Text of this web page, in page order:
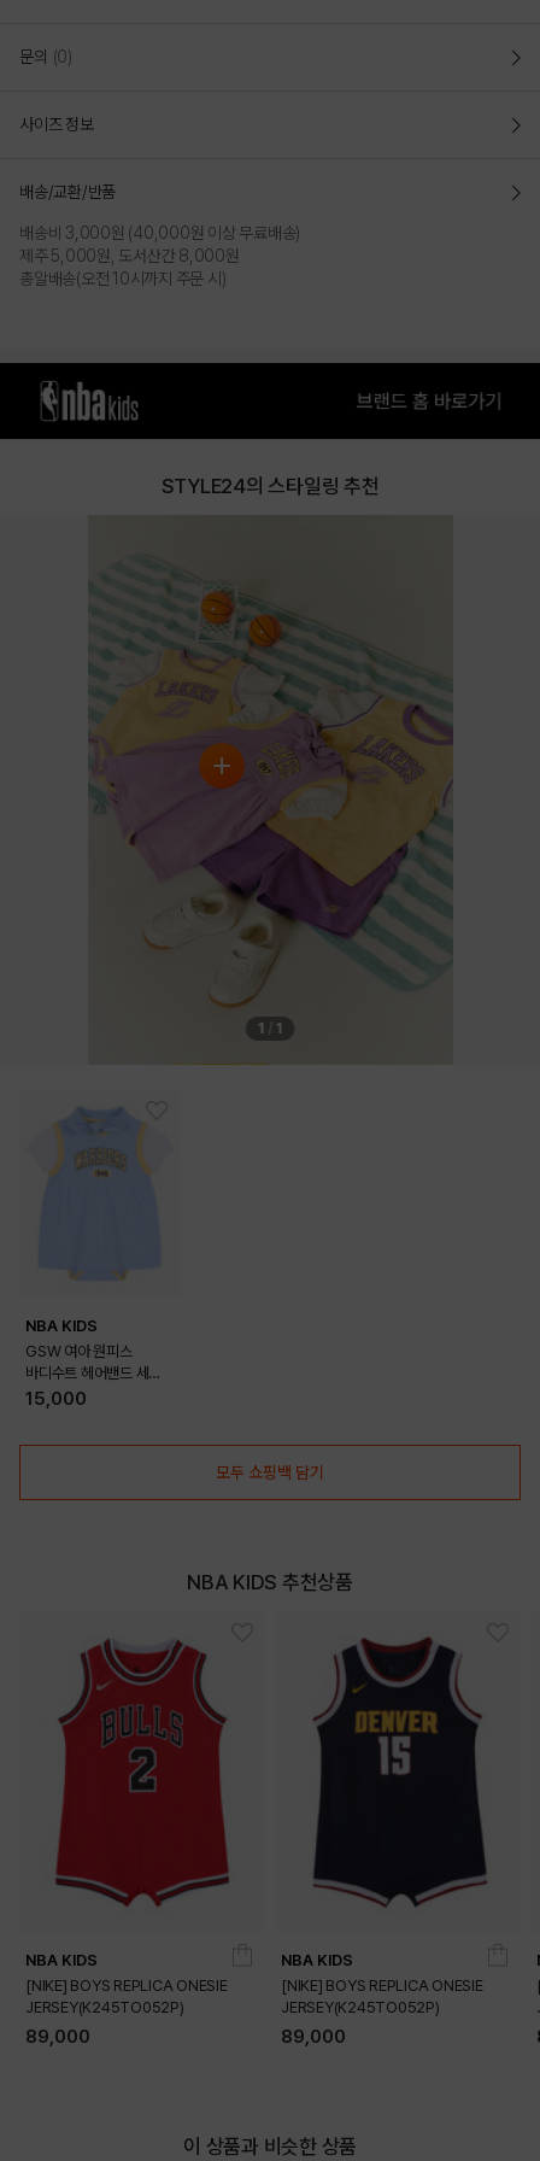
LIGHT BLUE LIGHT PURPLE
PRODUCT VIEW
문의 (0)
사이즈 정보
배송/교환/반품
배송비 3,000원 (40,000원 이상 무료배송)
제주 5,000원, 도서산간 8,000원
총알배송(오전 10시까지 주문 시)
STYLE24의 스타일링 추천
1 1
NBA KIDS
GSW 여아 원피스
바디수트 헤어밴드 세트
(5-2)(K225TO003P)
15,000
모두 쇼핑백 담기
NBA KIDS 추천상품
NBA KIDS
[NIKE] BOYS REPLICA ONESIE
JERSEY(K245TO052P)
89,000
NBA KIDS
[NIKE] BOYS REPLICA ONESIE
JERSEY(K245TO052P)
89,000
이 상품과 비슷한 상품